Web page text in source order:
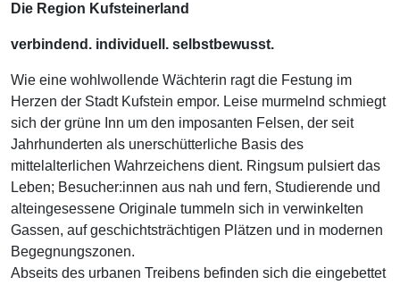
Die Region Kufsteinerland
verbindend. individuell. selbstbewusst.
Wie eine wohlwollende Wächterin ragt die Festung im
Herzen der Stadt Kufstein empor. Leise murmelnd schmiegt
sich der grüne Inn um den imposanten Felsen, der seit
Jahrhunderten als unerschütterliche Basis des
mittelalterlichen Wahrzeichens dient. Ringsum pulsiert das
Leben; Besucher:innen aus nah und fern, Studierende und
alteingesessene Originale tummeln sich in verwinkelten
Gassen, auf geschichtsträchtigen Plätzen und in modernen
Begegnungszonen.
Abseits des urbanen Treibens befinden sich die eingebettet